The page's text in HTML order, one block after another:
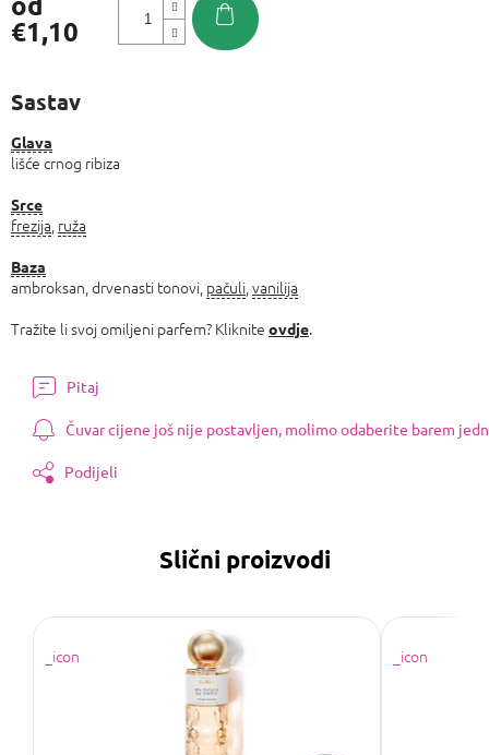
€1,10
Sastav
Glava
lišće crnog ribiza
Srce
frezija ruža
Baza
ambroksan, drvenasti tonovi, pačuli vanilija
Tražite li svoj omiljeni parfem? Kliknite ovdje.
Pitaj
Čuvar cijene još nije postavljen, molimo odaberite barem
Podijeli
Slični proizvodi